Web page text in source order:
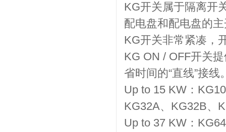
KG开关属于隔离开
配电盘和配电盘的
KG开关非常紧凑，
KG ON / OFF开关
省时间的“直线”接
Up to 15 KW：
KG32A、KG32B、
Up to 37 KW：